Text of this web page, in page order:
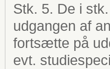
Stk. 5. De i
udgangen af
fortsætte på
evt.